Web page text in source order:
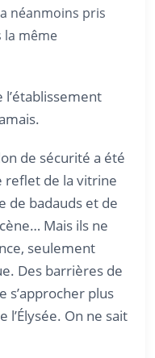
néanmoins pris
la même
l’établissement
de sécurité a été
reflet de la vitrine
de badauds et de
Mais ils ne
seulement
Des barrières de
s’approcher plus
l’Élysée. On ne sait